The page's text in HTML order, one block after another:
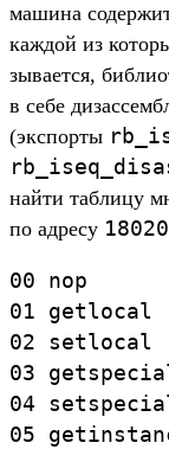
машина
каж­дой из
зыва­ется,
в себе
(экспор­ты
най­ти таб­лицу
по адре­су
00 nop
01 getlocal
02 setlocal
03
04
05